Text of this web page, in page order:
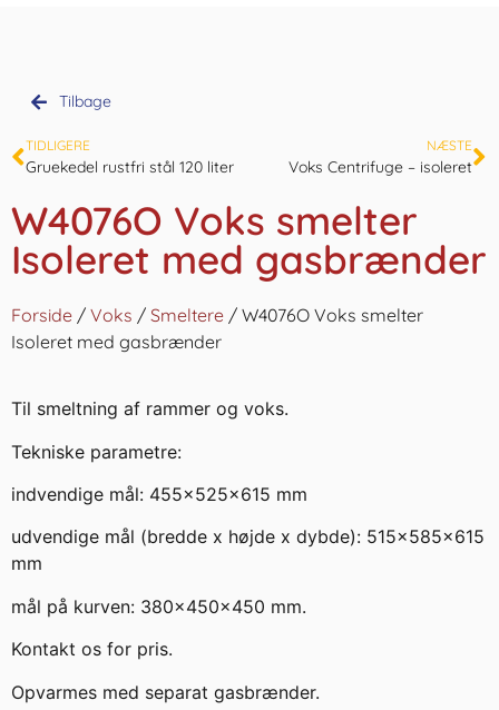
Tilbage
TIDLIGERE
Gruekedel rustfri stål 120 liter
NÆSTE
Voks Centrifuge – isoleret
W4076O Voks smelter
Isoleret med gasbrænder
Forside / Voks / Smeltere / W4076O Voks smelter
Isoleret med gasbrænder
Til smeltning af rammer og voks.
Tekniske parametre:
indvendige mål: 455x525x615 mm
udvendige mål (bredde x højde x dybde): 515x585x615
mm
mål på kurven: 380x450x450 mm.
Kontakt os for pris.
Opvarmes med separat gasbrænder.